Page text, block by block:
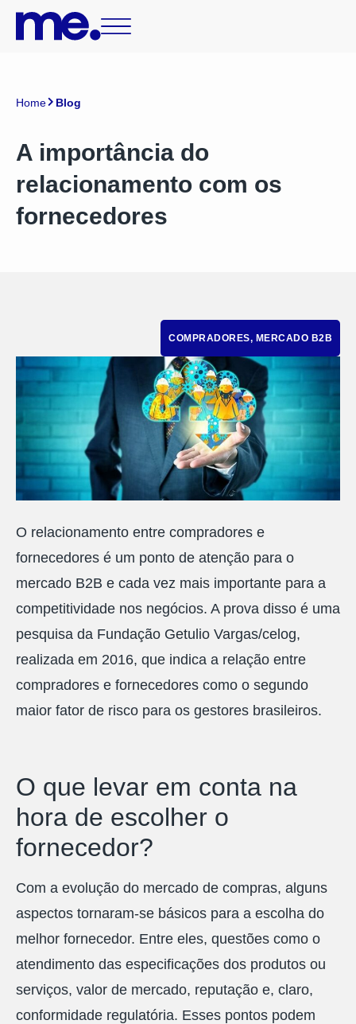
Home Blog
A importância do
relacionamento com os
fornecedores
COMPRADORES, MERCADO B2B
O relacionamento entre compradores e
fornecedores é um ponto de atenção para o
mercado B2B e cada vez mais importante para a
competitividade nos negócios. A prova disso é uma
pesquisa da Fundação Getulio Vargas/celog,
realizada em 2016, que indica a relação entre
compradores e fornecedores como o segundo
maior fator de risco para os gestores brasileiros.
O que levar em conta na
hora de escolher o
fornecedor?
Com a evolução do mercado de compras, alguns
aspectos tornaram-se básicos para a escolha do
melhor fornecedor. Entre eles, questões como o
atendimento das especificações dos produtos ou
serviços, valor de mercado, reputação e, claro,
conformidade regulatória. Esses pontos podem